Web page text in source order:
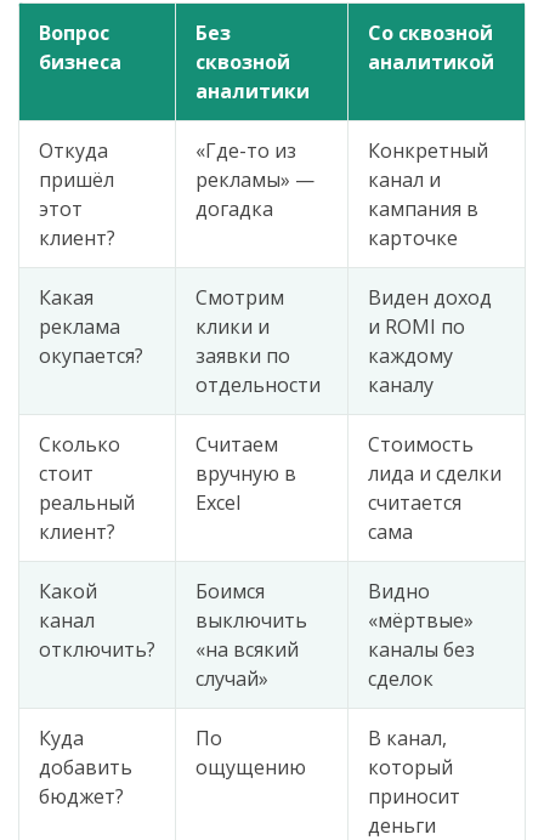
Вопрос
бизнеса
Без
сквозной
аналитики
Со сквозной
аналитикой
Откуда
пришёл
этот
клиент?
«Где-то из
рекламы» —
догадка
Конкретный
канал и
кампания в
карточке
Какая
реклама
окупается?
Смотрим
клики и
заявки по
отдельности
Виден доход
и ROMI по
каждому
каналу
Сколько
стоит
реальный
клиент?
Считаем
вручную в
Excel
Стоимость
лида и сделки
считается
сама
Какой
канал
отключить?
Боимся
выключить
«на всякий
случай»
Видно
«мёртвые»
каналы без
сделок
Куда
добавить
бюджет?
По
ощущению
В канал,
который
приносит
деньги